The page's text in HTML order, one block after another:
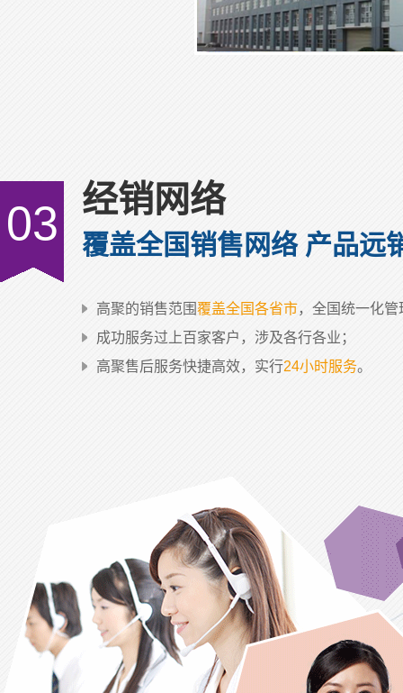
03 经销网络
覆盖全国销售网络 产品远
高聚的销售范围覆盖全国各省市，全国统一化管
成功服务过上百家客户，涉及各行各业；
高聚售后服务快捷高效，实行24小时服务。